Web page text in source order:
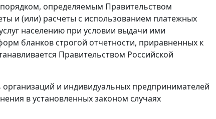
определяемым Правительством
и (или) расчеты с использованием платежных
населению при условии выдачи ими
бланков строгой отчетности, приравненных к
Правительством Российской
и индивидуальных предпринимателей
в установленных законом случаях